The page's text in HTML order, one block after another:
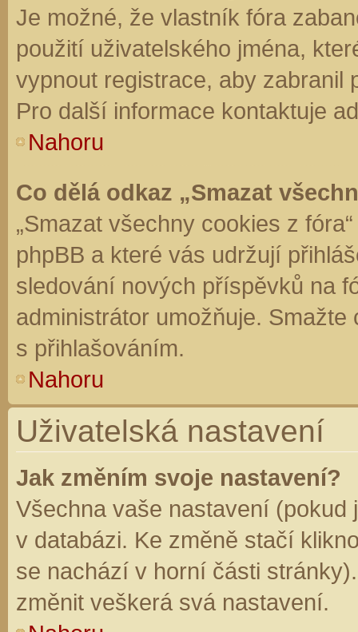
Je možné, že vlastník fóra
použití uživatelského jména,
vypnout registrace, aby zabranil
Pro další informace kontaktuje
Nahoru
Co dělá odkaz „Smazat
„Smazat všechny cookies z
phpBB a které vás udržují
sledování nových příspěvků na
administrátor umožňuje.
s přihlašováním.
Nahoru
Uživatelská nastavení
Jak změním svoje nastavení?
Všechna vaše nastavení (pokud
v databázi. Ke změně stačí
se nachází v horní části
změnit veškerá svá nastavení.